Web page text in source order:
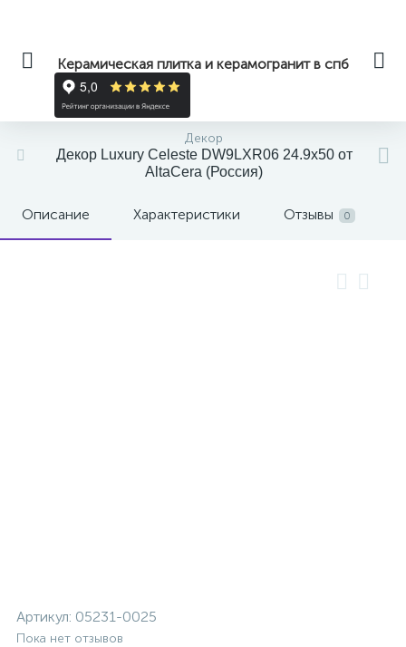
Керамическая плитка и керамогранит в спб
Декор
Декор Luxury Celeste DW9LXR06 24.9x50 от
AltaCera (Россия)
Описание Характеристики Отзывы 0
Артикул: 05231-0025
Пока нет отзывов